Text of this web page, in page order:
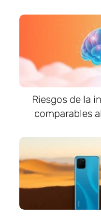
Riesgos de la
comparables